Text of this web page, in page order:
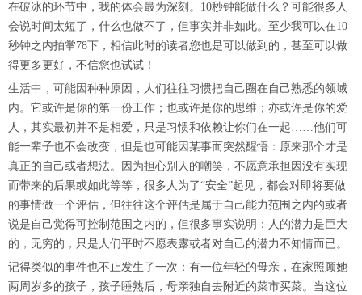
在破冰的环节中，我的体会最为深刻。10秒钟能做什么？可能很多人
会说时间太短了，什么也做不了，但事实并非如此。至少我可以在10
秒钟之内拍掌78下，相信此时的读者您也是可以做到的，甚至可以做
得更多更好，不信您也试试！
生活中，可能因种种原因，人们往往习惯把自己圈在自己熟悉的领域
内。它或许是你的第一份工作；也或许是你的思维；亦或许是你的爱
人，其实最初并不是相爱，只是习惯和依赖让你们在一起……他们可
能一辈子也不会改变，但是也可能因某事而突然醒悟：原来那个才是
真正的自己或者想法。因为担心别人的嘲笑，不愿意承担因没有实现
而带来的后果或如此等等，很多人为了“安全”起见，都会对即将要做
的事情做一个评估，但往往这个评估是属于自己能力范围之内的或者
说是自己觉得可控制范围之内的，但很多事实说明：人的潜力是巨大
的，无穷的，只是人们平时不愿表露或者对自己的潜力不知情而已。
记得类似的事件也不止发生了一次：有一位年轻的母亲，在家照顾她
两周岁多的孩子，孩子睡熟后，母亲独自去附近的菜市买菜。当这位